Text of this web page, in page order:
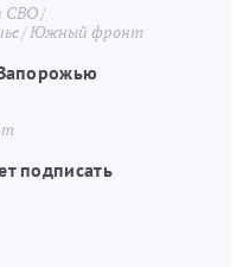
СВО
Южный фронт
подписать